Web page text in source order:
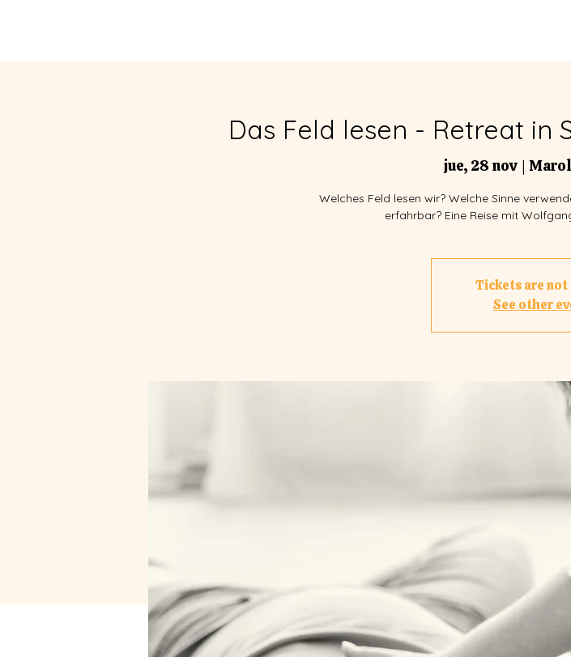
Das Feld lesen - Retreat in
jue, 28 nov
  |
Welches Feld lesen wir? Welche Sinne
erfahrbar? Eine Reise mit
Tickets are not
See other